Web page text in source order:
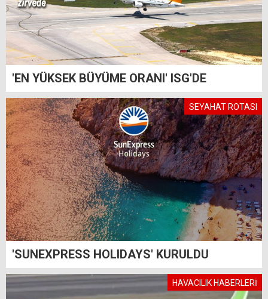
'EN YÜKSEK BÜYÜME ORANI' ISG'DE
SEYAHAT ROTASI
'SUNEXPRESS HOLIDAYS' KURULDU
HAVACILIK HABERLERİ